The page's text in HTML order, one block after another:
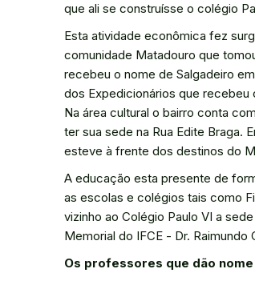
que ali se construísse o colégio
Esta atividade econômica fez
comunidade Matadouro que
recebeu o nome de Salgadeiro
dos Expedicionários que recebeu
Na área cultural o bairro conta
ter sua sede na Rua Edite Braga.
esteve à frente dos destinos do
A educação esta presente de
as escolas e colégios tais como
vizinho ao Colégio Paulo VI a
Memorial do IFCE - Dr.
Os professores que dão